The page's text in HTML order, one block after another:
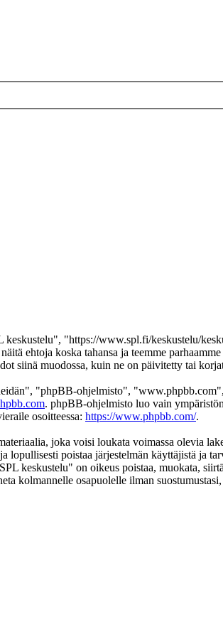
"https://www.spl.fi/keskustelu/
ehtoja koska tahansa ja teemme
siinä muodossa, kuin ne on päivitetty tai
"phpBB-ohjelmisto",
. phpBB-ohjelmisto luo vain
osoitteessa: https://www.phpbb.com/.
joka voisi loukata voimassa olevia
poistaa järjestelmän käyttäjistä ja
keskustelu" on oikeus poistaa, muokata,
kolmannelle osapuolelle ilman